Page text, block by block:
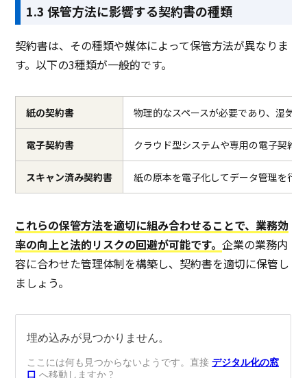
1.3 保管方法に影響する契約書の種類
契約書は、その種類や媒体によって保管方法が異なりま
す。以下の3種類が一般的です。
紙の契約書 物理的なスペースが必要であり、湿気
電子契約書 クラウド型システムや専用の電子契約
スキャン済み契約書 紙の原本を電子化してデータ管理を行
これらの保管方法を適切に組み合わせることで、業務効
率の向上と法的リスクの回避が可能です。企業の業務内
容に合わせた管理体制を構築し、契約書を適切に保管し
ましょう。